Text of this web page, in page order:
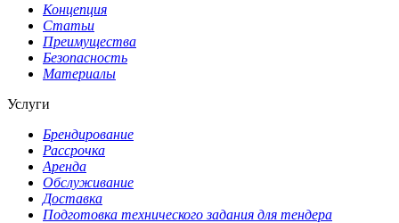
Концепция
Статьи
Преимущества
Безопасность
Материалы
Услуги
Брендирование
Рассрочка
Аренда
Обслуживание
Доставка
Подготовка технического задания для тендера